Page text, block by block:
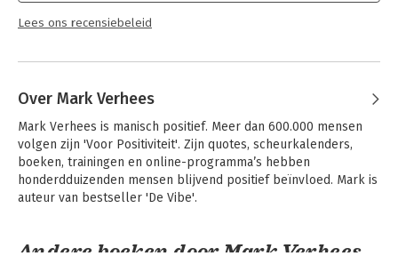
Lees ons recensiebeleid
Over Mark Verhees
Mark Verhees is manisch positief. Meer dan 600.000 mensen
volgen zijn 'Voor Positiviteit'. Zijn quotes, scheurkalenders,
boeken, trainingen en online-programma’s hebben
honderdduizenden mensen blijvend positief beïnvloed. Mark is
auteur van bestseller 'De Vibe'.
Andere boeken door Mark Verhees